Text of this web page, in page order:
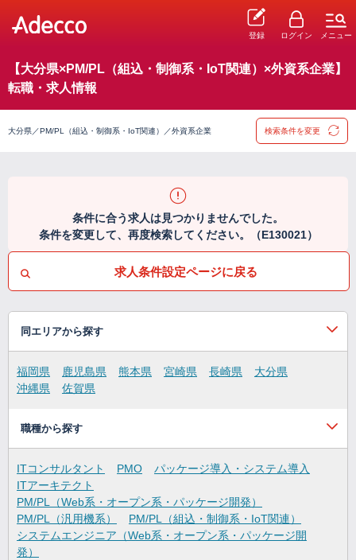
登録 ログイン メニュー
【大分県×PM/PL（組込・制御系・IoT関連）×外資系企業】
転職・求人情報
大分県／PM/PL（組込・制御系・IoT関連）／外資系企業 検索条件を変更
条件に合う求人は見つかりませんでした。
条件を変更して、再度検索してください。（E130021）
求人条件設定ページに戻る
同エリアから探す
福岡県 鹿児島県 熊本県 宮崎県 長崎県
大分県
沖縄県
佐賀県
職種から探す
ITコンサルタント PMO
パッケージ導入・システム導入
ITアーキテクト
PM/PL（Web系・オープン系・パッケージ開発）
PM/PL（汎用機系）
PM/PL（組込・制御系・IoT関連）
システムエンジニア（Web系・オープン系・パッケージ開
発）